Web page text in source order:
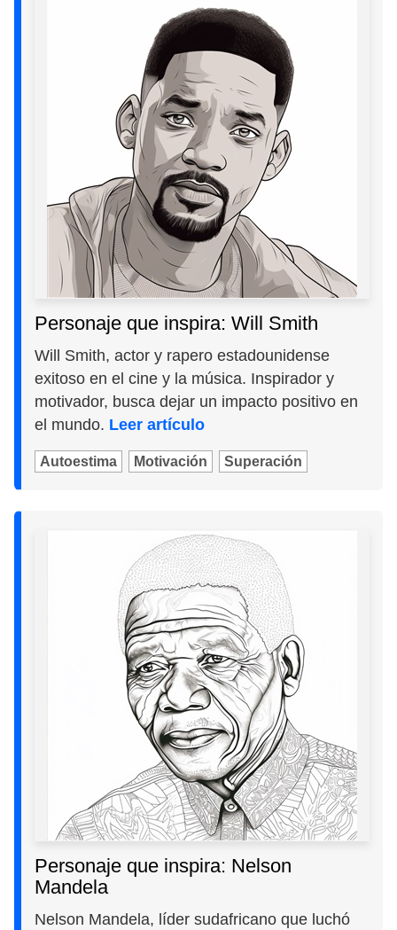
Personaje que inspira: Will Smith
Will Smith, actor y rapero estadounidense
exitoso en el cine y la música. Inspirador y
motivador, busca dejar un impacto positivo en
el mundo. Leer artículo
Autoestima Motivación Superación
Personaje que inspira: Nelson
Mandela
Nelson Mandela, líder sudafricano que luchó